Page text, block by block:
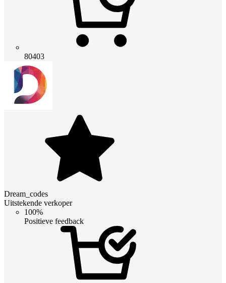
80403
Dream_codes
Uitstekende verkoper
100%
Positieve feedback